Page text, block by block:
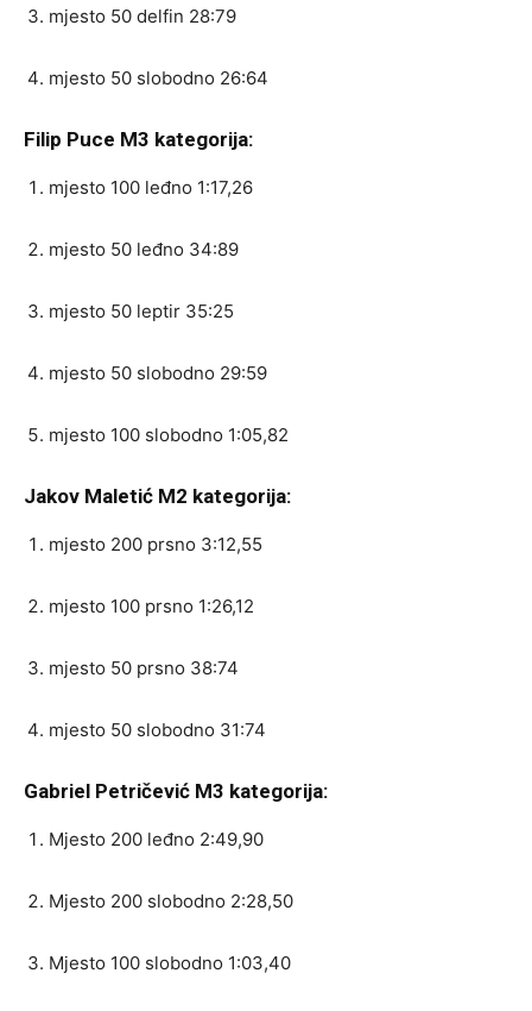
mjesto 50 delfin 28:79
mjesto 50 slobodno 26:64
Filip Puce M3 kategorija:
mjesto 100 leđno 1:17,26
mjesto 50 leđno 34:89
mjesto 50 leptir 35:25
mjesto 50 slobodno 29:59
mjesto 100 slobodno 1:05,82
Jakov Maletić M2 kategorija:
mjesto 200 prsno 3:12,55
mjesto 100 prsno 1:26,12
mjesto 50 prsno 38:74
mjesto 50 slobodno 31:74
Gabriel Petričević M3 kategorija:
Mjesto 200 leđno 2:49,90
Mjesto 200 slobodno 2:28,50
Mjesto 100 slobodno 1:03,40